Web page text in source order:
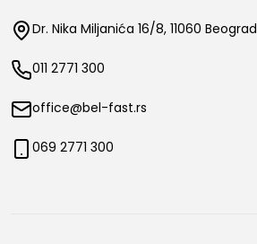
Dr. Nika Miljanića 16/8, 11060 Beograd
011 2771 300
office@bel-fast.rs
069 2771 300